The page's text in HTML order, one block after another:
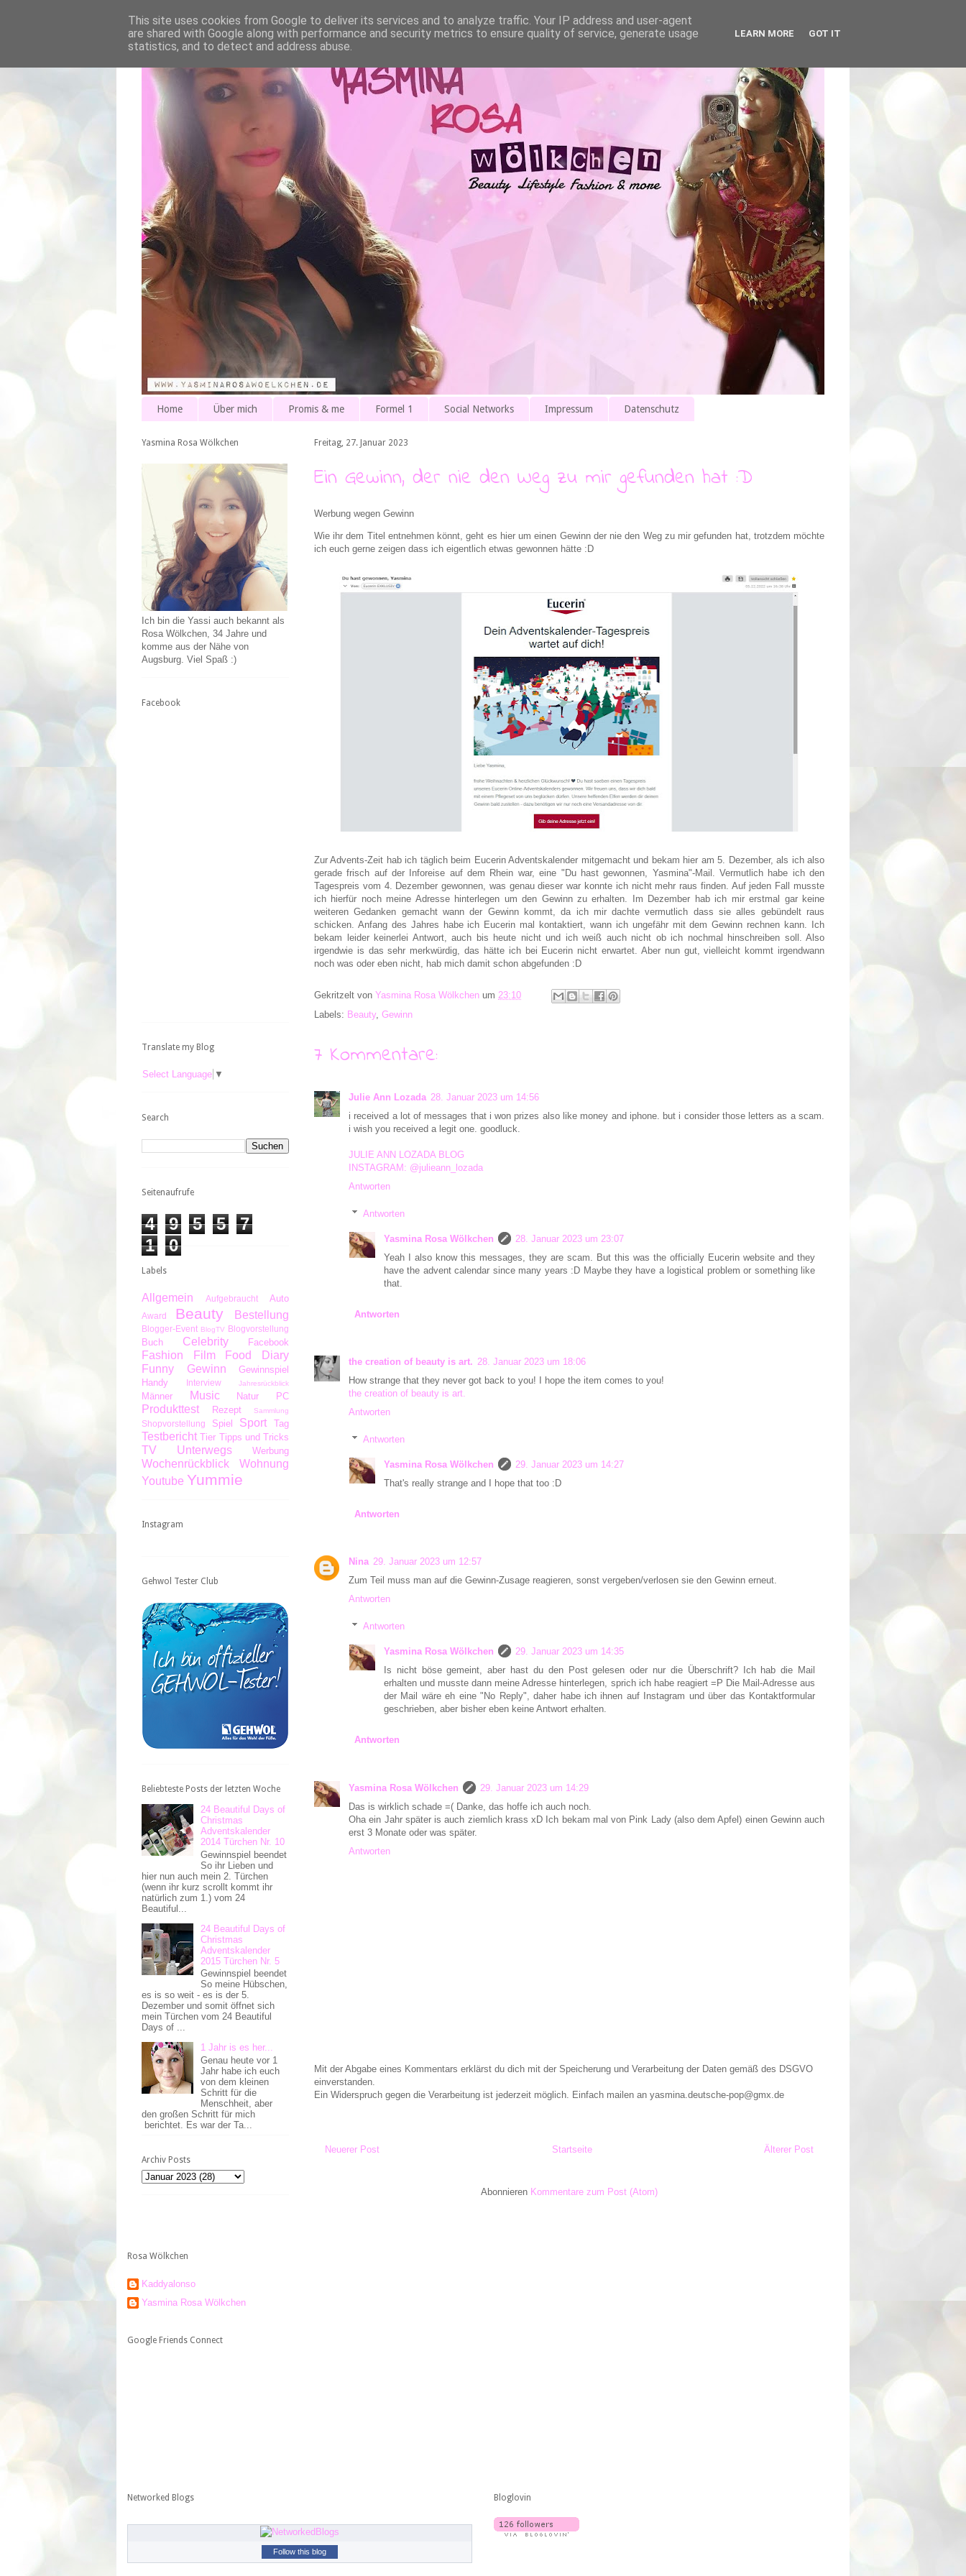
Home Über mich Promis & me Formel 1 Social Networks Impressum Datenschutz
Freitag, 27. Januar 2023
Ein Gewinn, der nie den Weg zu mir gefunden hat :D
Werbung wegen Gewinn
Wie ihr dem Titel entnehmen könnt, geht es hier um einen Gewinn der nie den Weg zu mir gefunden hat, trotzdem möchte
ich euch gerne zeigen dass ich eigentlich etwas gewonnen hätte :D
Zur Advents-Zeit hab ich täglich beim Eucerin Adventskalender mitgemacht und bekam hier am 5. Dezember, als ich also
gerade frisch auf der Inforeise auf dem Rhein war, eine "Du hast gewonnen, Yasmina"-Mail. Vermutlich habe ich den
Tagespreis vom 4. Dezember gewonnen, was genau dieser war konnte ich nicht mehr raus finden. Auf jeden Fall musste
ich hierfür noch meine Adresse hinterlegen um den Gewinn zu erhalten. Im Dezember hab ich mir erstmal gar keine
weiteren Gedanken gemacht wann der Gewinn kommt, da ich mir dachte vermutlich dass sie alles gebündelt raus
schicken. Anfang des Jahres habe ich Eucerin mal kontaktiert, wann ich ungefähr mit dem Gewinn rechnen kann. Ich
bekam leider keinerlei Antwort, auch bis heute nicht und ich weiß auch nicht ob ich nochmal hinschreiben soll. Also
irgendwie is das sehr merkwürdig, das hätte ich bei Eucerin nicht erwartet. Aber nun gut, vielleicht kommt irgendwann
noch was oder eben nicht, hab mich damit schon abgefunden :D
Gekritzelt von Yasmina Rosa Wölkchen um 23:10
Labels: Beauty, Gewinn
7 Kommentare:
Julie Ann Lozada 28. Januar 2023 um 14:56
i received a lot of messages that i won prizes also like money and iphone. but i consider those letters as a scam.
i wish you received a legit one. goodluck.
JULIE ANN LOZADA BLOG
INSTAGRAM: @julieann_lozada
Antworten
Antworten
Yasmina Rosa Wölkchen
28. Januar 2023 um 23:07
Yeah I also know this messages, they are scam. But this was the officially Eucerin website and they
have the advent calendar since many years :D Maybe they have a logistical problem or something like
that.
Antworten
the creation of beauty is art. 28. Januar 2023 um 18:06
How strange that they never got back to you! I hope the item comes to you!
the creation of beauty is art.
Antworten
Antworten
Yasmina Rosa Wölkchen
29. Januar 2023 um 14:27
That's really strange and I hope that too :D
Antworten
Nina 29. Januar 2023 um 12:57
Zum Teil muss man auf die Gewinn-Zusage reagieren, sonst vergeben/verlosen sie den Gewinn erneut.
Antworten
Antworten
Yasmina Rosa Wölkchen
29. Januar 2023 um 14:35
Is nicht böse gemeint, aber hast du den Post gelesen oder nur die Überschrift? Ich hab die Mail
erhalten und musste dann meine Adresse hinterlegen, sprich ich habe reagiert =P Die Mail-Adresse aus
der Mail wäre eh eine "No Reply", daher habe ich ihnen auf Instagram und über das Kontaktformular
geschrieben, aber bisher eben keine Antwort erhalten.
Antworten
Yasmina Rosa Wölkchen
29. Januar 2023 um 14:29
Das is wirklich schade =( Danke, das hoffe ich auch noch.
Oha ein Jahr später is auch ziemlich krass xD Ich bekam mal von Pink Lady (also dem Apfel) einen Gewinn auch
erst 3 Monate oder was später.
Antworten
Mit der Abgabe eines Kommentars erklärst du dich mit der Speicherung und Verarbeitung der Daten gemäß des DSGVO
einverstanden.
Ein Widerspruch gegen die Verarbeitung ist jederzeit möglich. Einfach mailen an yasmina.deutsche-pop@gmx.de
Neuerer Post Älterer Post
Startseite
Abonnieren Kommentare zum Post (Atom)
Yasmina Rosa Wölkchen
Ich bin die Yassi auch bekannt als
Rosa Wölkchen, 34 Jahre und
komme aus der Nähe von
Augsburg. Viel Spaß :)
Facebook
Translate my Blog
Select Language ▼
Search
Seitenaufrufe
4 9 5 5
7
1
0
Labels
Allgemein Aufgebraucht Auto
Award Beauty Bestellung
Blogger-Event BlogTV Blogvorstellung
Buch Celebrity Facebook
Fashion Film
Food Diary
Funny
Gewinn
Gewinnspiel
Handy
Interview Jahresrückblick
Männer Music Natur PC
Produkttest Rezept Sammlung
Shopvorstellung Spiel Sport Tag
Testbericht Tier Tipps und Tricks
TV Unterwegs Werbung
Wochenrückblick
Wohnung
Youtube Yummie
Instagram
Gehwol Tester Club
Beliebteste Posts der letzten Woche
24 Beautiful Days of
Christmas
Adventskalender
2014 Türchen Nr. 10
Gewinnspiel beendet
So ihr Lieben und
hier nun auch mein 2. Türchen
(wenn ihr kurz scrollt kommt ihr
natürlich zum 1.) vom 24
Beautiful...
24 Beautiful Days of
Christmas
Adventskalender
2015 Türchen Nr. 5
Gewinnspiel beendet
So meine Hübschen,
es is so weit - es is der 5.
Dezember und somit öffnet sich
mein Türchen vom 24 Beautiful
Days of ...
1 Jahr is es her...
Genau heute vor 1
Jahr habe ich euch
von dem kleinen
Schritt für die
Menschheit, aber
den großen Schritt für mich
berichtet. Es war der Ta...
Archiv Posts
Rosa Wölkchen
Kaddyalonso
Yasmina Rosa Wölkchen
Google Friends Connect
Networked Blogs
Follow this blog
Bloglovin
This site uses cookies from Google to deliver its services and to analyze traffic. Your IP address and user-agent
are shared with Google along with performance and security metrics to ensure quality of service, generate usage
statistics, and to detect and address abuse.
LEARN MORE GOT IT